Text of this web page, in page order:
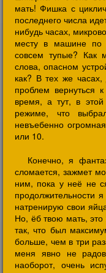
мать! Фишка с
последнего числа
нибудь часах,
месту в машине по
совсем тупые? Как
слова, опасном
как? В тех же
проблем вернуться
время, а тут, в этой
режиме, что
невъебенно
или 10.
Конечно, я
сломается, зажмет
ним, пока у неё не
продолжительности
натренирую свои
Но, ёб твою мать,
так, что был
больше, чем в три
меня явно не
наоборот, очень